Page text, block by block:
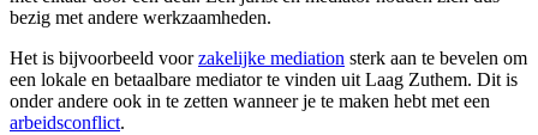
bezig met andere werkzaamheden.
Het is bijvoorbeeld voorzakelijke mediation sterk aan te bevelen om
een lokale en betaalbare mediator te vinden uit Laag Zuthem. Dit is
onder andere ook in te zetten wanneer je te maken hebt met een
arbeidsconflict.